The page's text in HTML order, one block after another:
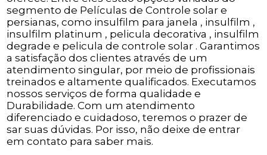
segmento de Películas de Controle solar e
persianas, como insulfilm para janela , insulfilm ,
insulfilm platinum , pelicula decorativa , insulfilm
degrade e pelicula de controle solar . Garantimos
a satisfação dos clientes através de um
atendimento singular, por meio de profissionais
treinados e altamente qualificados. Executamos
nossos serviços de forma qualidade e
Durabilidade. Com um atendimento
diferenciado e cuidadoso, teremos o prazer de
sar suas dúvidas. Por isso, não deixe de entrar
em contato para saber mais.